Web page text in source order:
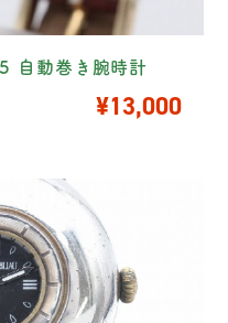
自動巻き腕時計
¥13,000